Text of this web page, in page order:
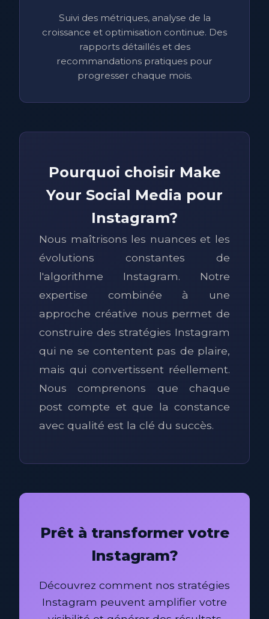
Suivi des métriques, analyse de la
croissance et optimisation continue. Des
rapports détaillés et des
recommandations pratiques pour
progresser chaque mois.
Pourquoi choisir Make
Your Social Media pour
Instagram?
Nous maîtrisons les nuances et les
évolutions constantes de
l'algorithme Instagram. Notre
expertise combinée à une
approche créative nous permet de
construire des stratégies Instagram
qui ne se contentent pas de plaire,
mais qui convertissent réellement.
Nous comprenons que chaque
post compte et que la constance
avec qualité est la clé du succès.
Prêt à transformer votre
Instagram?
Découvrez comment nos stratégies
Instagram peuvent amplifier votre